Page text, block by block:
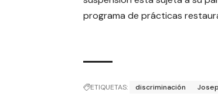
programa de prácticas
ETIQUETAS: discriminación